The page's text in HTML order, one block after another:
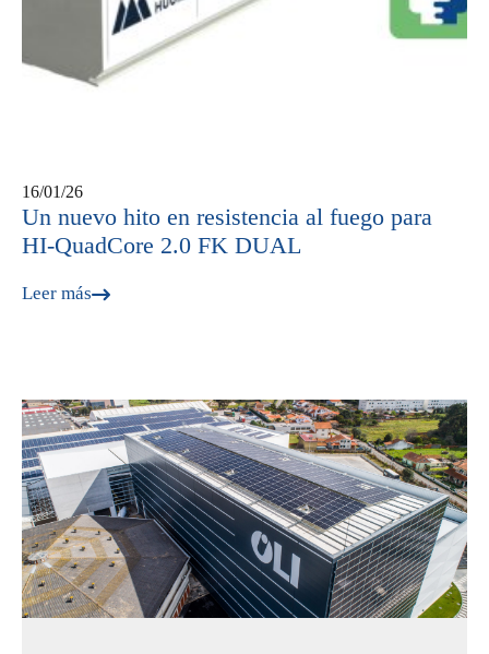
16/01/26
Un nuevo hito en resistencia al fuego para
HI-QuadCore 2.0 FK DUAL
Leer más